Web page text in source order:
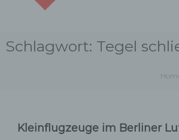
Schlagwort: Tegel
Kleinflugzeuge im Berliner